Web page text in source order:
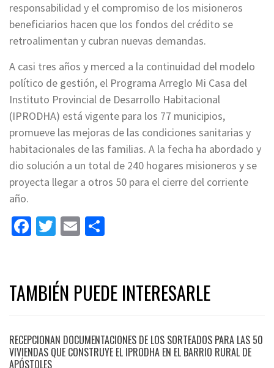
responsabilidad y el compromiso de los misioneros
beneficiarios hacen que los fondos del crédito se
retroalimentan y cubran nuevas demandas.
A casi tres años y merced a la continuidad del modelo
político de gestión, el Programa Arreglo Mi Casa del
Instituto Provincial de Desarrollo Habitacional
(IPRODHA) está vigente para los 77 municipios,
promueve las mejoras de las condiciones sanitarias y
habitacionales de las familias. A la fecha ha abordado y
dio solución a un total de 240 hogares misioneros y se
proyecta llegar a otros 50 para el cierre del corriente
año.
Facebook
Twitter
Email
TAMBIÉN PUEDE INTERESARLE
RECEPCIONAN DOCUMENTACIONES DE LOS SORTEADOS PARA LAS 50
VIVIENDAS QUE CONSTRUYE EL IPRODHA EN EL BARRIO RURAL DE
APÓSTOLES